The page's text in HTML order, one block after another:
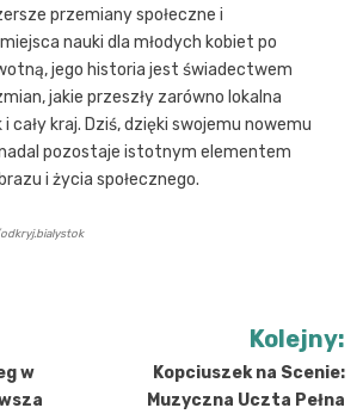
przemiany społeczne i
nauki dla młodych kobiet po
jego historia jest świadectwem
jakie przeszły zarówno lokalna
i cały kraj. Dziś, dzięki swojemu nowemu
pozostaje istotnym elementem
i życia społecznego.
w
Kolejny:
Kopciuszek na Scenie:
Muzyczna Uczta Pełna